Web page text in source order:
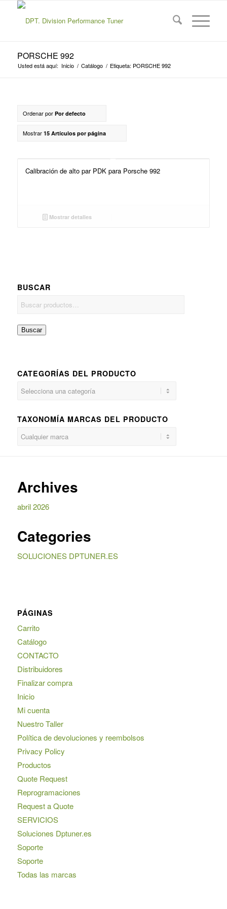
PORSCHE 992
Usted está aquí: Inicio / Catálogo / Etiqueta: PORSCHE 992
Ordenar por Por defecto
Mostrar 15 Artículos por página
Calibración de alto par PDK para Porsche 992
Mostrar detalles
BUSCAR
Buscar
CATEGORÍAS DEL PRODUCTO
TAXONOMÍA MARCAS DEL PRODUCTO
Archives
abril 2026
Categories
SOLUCIONES DPTUNER.ES
PÁGINAS
Carrito
Catálogo
CONTACTO
Distribuidores
Finalizar compra
Inicio
Mi cuenta
Nuestro Taller
Política de devoluciones y reembolsos
Privacy Policy
Productos
Quote Request
Reprogramaciones
Request a Quote
SERVICIOS
Soluciones Dptuner.es
Soporte
Soporte
Todas las marcas